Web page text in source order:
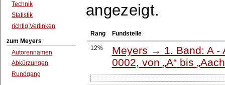
Technik
Statistik
richtig Verlinken
zum Meyers
Autorennamen
Abkürzungen
Rundgang
angezeigt.
Rang Fundstelle
12%
Meyers → 1. Band: A -
0002, von A bis